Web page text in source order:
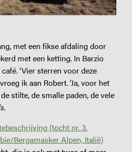
met een fikse afdaling door
met een ketting. In Barzio
‘Vier sterren voor deze
ik aan Robert. ‘Ja, voor het
stilte, de smalle paden, de vele
.
(tocht nr. 3.
Bergamasker Alpen, Italië)